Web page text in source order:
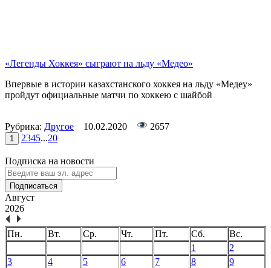
«Легенды Хоккея» сыграют на льду «Медео»
Впервые в истории казахстанского хоккея на льду «Медеу»
пройдут официальные матчи по хоккею с шайбой
Рубрика: Другое 10.02.2020 2657
1 2345...20
Подписка на новости
Подписаться
Август
2026
Пн. Вт. Ср. Чт. Пт. Сб.
Вс.
1
2
3
4 5 6 7 8
9